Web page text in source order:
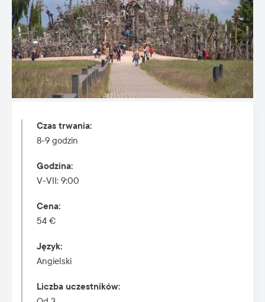
Czas trwania:
8-9 godzin
Godzina:
V-VII: 9:00
Cena:
54 €
Język:
Angielski
Liczba uczestników: